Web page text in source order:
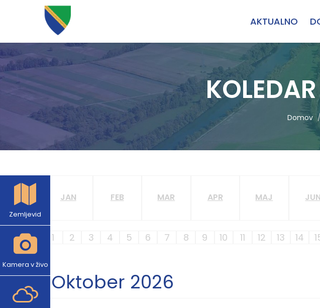
AKTUALNO
Domov
Zemljevid
Kamera v živo
JAN FEB MAR APR MAJ JUN
1 2 3 4 5 6 7 8 9 10 11 12 13 14
Oktober 2026